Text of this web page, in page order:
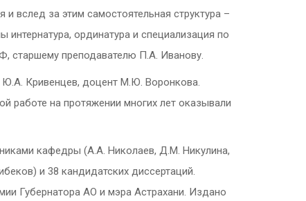
вслед за этим самостоятельная структура –
ординатура и специализация по
старшему преподавателю П.А. Иванову.
Ю.А. Кривенцев, доцент М.Ю. Воронкова.
работе на протяжении многих лет оказывали
кафедры (А.А. Николаев, Д.М. Никулина,
и 38 кандидатских диссертаций.
Губернатора АО и мэра Астрахани. Издано